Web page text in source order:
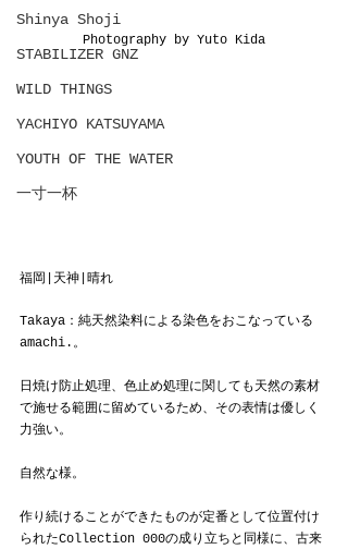
Shinya Shoji
STABILIZER GNZ
WILD THINGS
YACHIYO KATSUYAMA
YOUTH OF THE WATER
一寸一杯
Photography by Yuto Kida
福岡|天神|晴れ
Takaya：純天然染料による染色をおこなっている
amachi.。
日焼け防止処理、色止め処理に関しても天然の素材
で施せる範囲に留めているため、その表情は優しく
力強い。
自然な様。
作り続けることができたものが定番として位置付け
られたCollection 000の成り立ちと同様に、古来